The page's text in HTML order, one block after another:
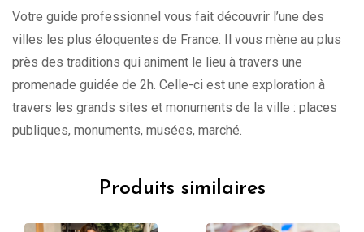
Votre guide professionnel vous fait découvrir l’une des
villes les plus éloquentes de France. Il vous mène au plus
près des traditions qui animent le lieu à travers une
promenade guidée de 2h. Celle-ci est une exploration à
travers les grands sites et monuments de la ville : places
publiques, monuments, musées, marché.
Produits similaires